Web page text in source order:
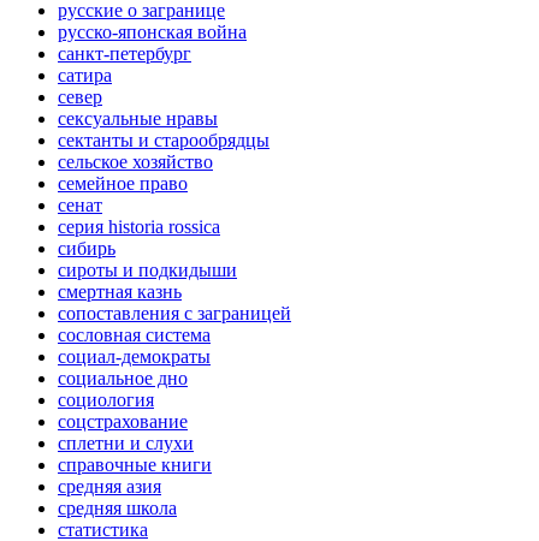
русские о загранице
русско-японская война
санкт-петербург
сатира
север
сексуальные нравы
сектанты и старообрядцы
сельское хозяйство
семейное право
сенат
серия historia rossica
сибирь
сироты и подкидыши
смертная казнь
сопоставления с заграницей
сословная система
социал-демократы
социальное дно
социология
соцстрахование
сплетни и слухи
справочные книги
средняя азия
средняя школа
статистика